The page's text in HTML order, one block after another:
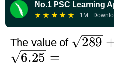
No.1 PSC Learning
★ ★ ★ ★ ★ 1M+
The value of 289
6.25 =